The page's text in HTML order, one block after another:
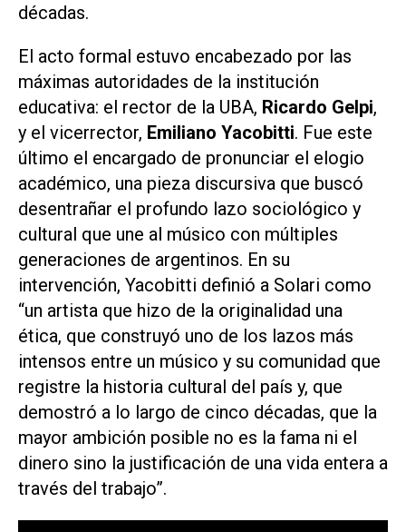
décadas.
El acto formal estuvo encabezado por las
máximas autoridades de la institución
educativa: el rector de la UBA, Ricardo Gelpi,
y el vicerrector, Emiliano Yacobitti. Fue este
último el encargado de pronunciar el elogio
académico, una pieza discursiva que buscó
desentrañar el profundo lazo sociológico y
cultural que une al músico con múltiples
generaciones de argentinos. En su
intervención, Yacobitti definió a Solari como
“un artista que hizo de la originalidad una
ética, que construyó uno de los lazos más
intensos entre un músico y su comunidad que
registre la historia cultural del país y, que
demostró a lo largo de cinco décadas, que la
mayor ambición posible no es la fama ni el
dinero sino la justificación de una vida entera a
través del trabajo”.